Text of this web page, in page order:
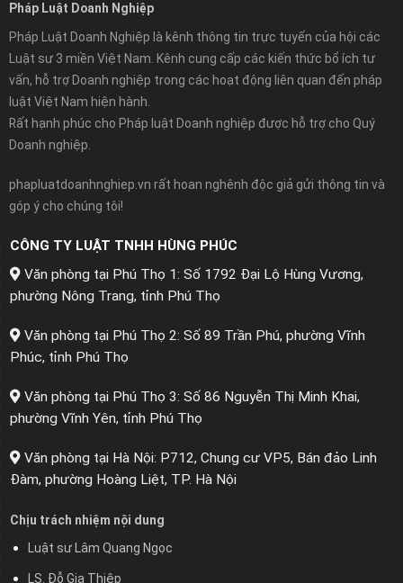
Pháp Luật Doanh Nghiệp
Pháp Luật Doanh Nghiệp là kênh thông tin trực tuyến của hội các
Luật sư 3 miền Việt Nam. Kênh cung cấp các kiến thức bổ ích tư
vấn, hỗ trợ Doanh nghiệp trong các hoạt động liên quan đến pháp
luật Việt Nam hiện hành.
Rất hạnh phúc cho Pháp luật Doanh nghiệp được hỗ trợ cho Quý
Doanh nghiệp.
phapluatdoanhnghiep.vn rất hoan nghênh độc giả gửi thông tin và
góp ý cho chúng tôi!
CÔNG TY LUẬT TNHH HÙNG PHÚC
Văn phòng tại Phú Thọ 1: Số 1792 Đại Lộ Hùng Vương,
phường Nông Trang, tỉnh Phú Thọ
Văn phòng tại Phú Thọ 2: Số 89 Trần Phú, phường Vĩnh
Phúc, tỉnh Phú Thọ
Văn phòng tại Phú Thọ 3: Số 86 Nguyễn Thị Minh Khai,
phường Vĩnh Yên, tỉnh Phú Thọ
Văn phòng tại Hà Nội: P712, Chung cư VP5, Bán đảo Linh
Đàm, phường Hoàng Liệt, TP. Hà Nội
Chịu trách nhiệm nội dung
Luật sư Lâm Quang Ngọc
LS. Đỗ Gia Thiệp